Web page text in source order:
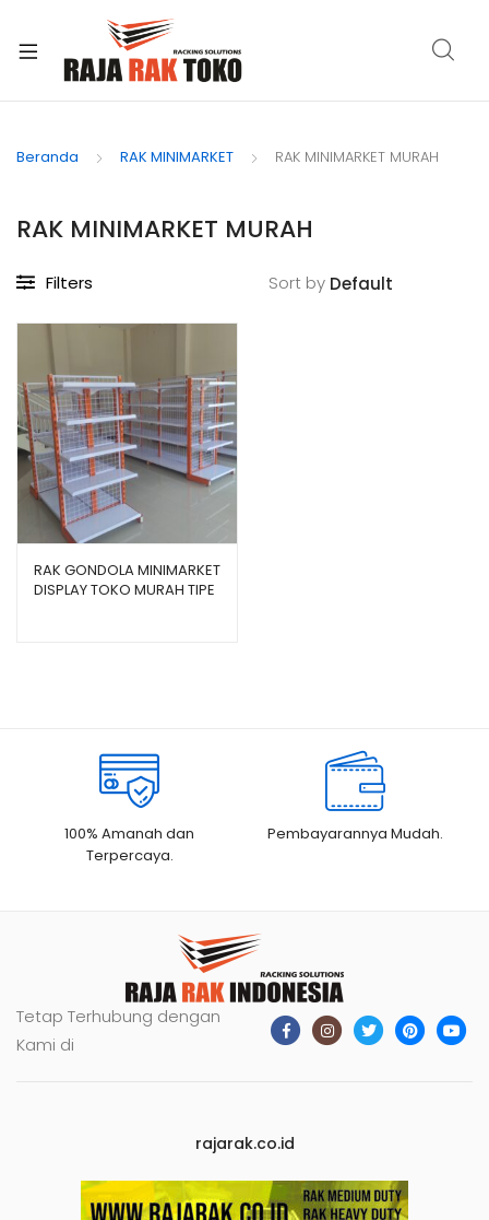
Beranda RAK MINIMARKET RAK MINIMARKET MURAH
RAK MINIMARKET MURAH
Filters Sort by
RAK GONDOLA MINIMARKET
DISPLAY TOKO MURAH TIPE
100% Amanah dan
Terpercaya.
Pembayarannya Mudah.
Tetap Terhubung dengan
Kami di
rajarak.co.id